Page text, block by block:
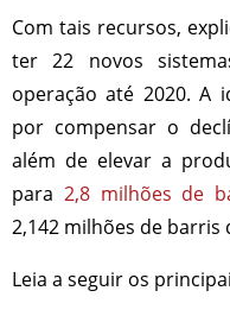
Com tais recursos,
ter 22 novos
operação até 2020. A
por compensar o
além de elevar a
para 2,8 milhões de
2,142 milhões de barris
Leia a seguir os